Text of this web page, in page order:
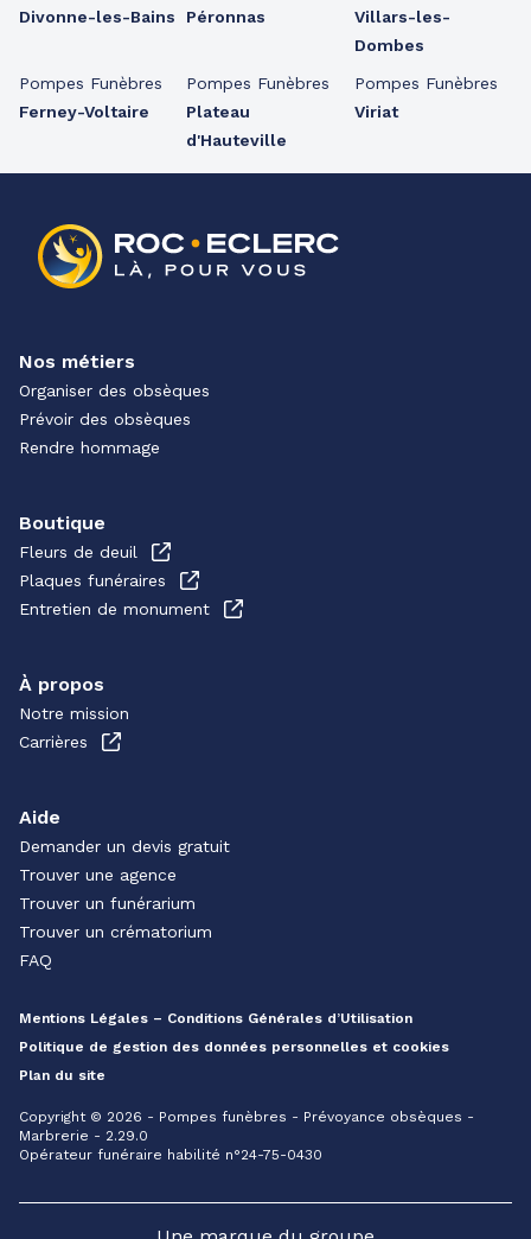
Divonne-les-Bains
Pompes Funèbres
Ferney-Voltaire
Péronnas
Pompes Funèbres
Plateau
d'Hauteville
Villars-les-
Dombes
Pompes Funèbres
Viriat
Nos métiers
Organiser des obsèques
Prévoir des obsèques
Rendre hommage
Boutique
Fleurs de deuil
Plaques funéraires
Entretien de monument
À propos
Notre mission
Carrières
Aide
Demander un devis gratuit
Trouver une agence
Trouver un funérarium
Trouver un crématorium
FAQ
Mentions Légales – Conditions Générales d’Utilisation
Politique de gestion des données personnelles et cookies
Plan du site
Copyright © 2026 - Pompes funèbres - Prévoyance obsèques -
Marbrerie - 2.29.0
Opérateur funéraire habilité n°24-75-0430